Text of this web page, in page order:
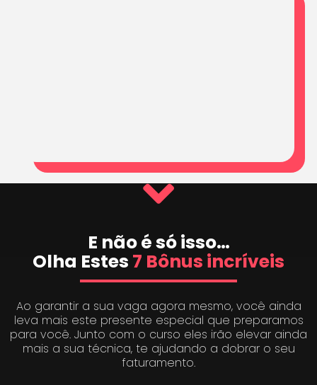
E não é só isso…
Olha Estes 7 Bônus incríveis
Ao garantir a sua vaga agora mesmo, você ainda
leva mais este presente especial que preparamos
para você. Junto com o curso eles irão elevar ainda
mais a sua técnica, te ajudando a dobrar o seu
faturamento.